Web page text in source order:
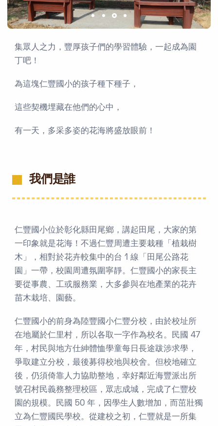
集眾人之力，豐厚孩子們的學習體驗，一起成為園
丁吧！
為這塊仁豐國小的孩子種下種子，
這些契機埋藏在他們的心中，
有一天，多采多姿的花海將盛放眼前！
我們是誰
仁豐國小位於彰化縣田尾鄉，講起田尾，大家的第
一印象就是花海！不過仁豐周遭主要栽種「植栽樹
木」，相對於花卉較集中的台 1 線「田尾公路花
園」一帶，校園周遭氛圍寧靜。仁豐國小的家長主
要從事農、工或服務業，大多參與在地產業的花卉
苗木栽培、園藝。
仁豐國小的前身為陸豐國小仁豐分校，由於校址所
在地屬於仁里村，所以各取一字作為校名。民國 47
年，村民與地方仕紳體恤學童每日長途跋涉求學，
爭取建立分校，最後募得校地與校舍。但校地確立
後，仍須倚靠人力協助整地，幸好鄰近海豐派出所
號召村民義務整理校區，眾志成城，完成了仁豐校
園的規模。民國 50 年，因學生人數增加，而茁壯獨
立為仁豐國民學校。從建校之初，仁豐就是一所集